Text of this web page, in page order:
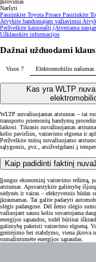
Įkrovimas
Naršyti
Pasirinkite Toyota Proace Pasirinkite
Atvykite bandomajam važiavimui
Peržvelkite kainoraštį (Atveriama
Užklauskite informacijos
Dažnai užduodami
Visos 7 Elektromobilio našumas
Kas yra WLTP
WLTP nuvažiuojamas atstumas – tai
transporto priemonių bandymų
laikosi. Tikrasis nuvažiuojamas
kelio paviršius, vairavimo elgsena ir
Peržvelkite mūsų nuvažiuojamo
sąlygomis, pvz., atsižvelgdami į
Kaip padidinti faktinį
Įjungus ekonominį vairavimo režimą,
atstumas. Apsvarstykite galimybę
sėdynės ir vairas – efektyvesnis
įkraunamas. Tai galite padaryti
slėgis padangose. Dėl žemo slėgio
važiuojant sausu keliu suvartojama
energijos sąnaudos, todėl būtinai
galimybę pakeisti vairavimo elgseną.
greitėjimo bei stabdymo, viena įkrova
sumažintumėte energijos sąnaudas.